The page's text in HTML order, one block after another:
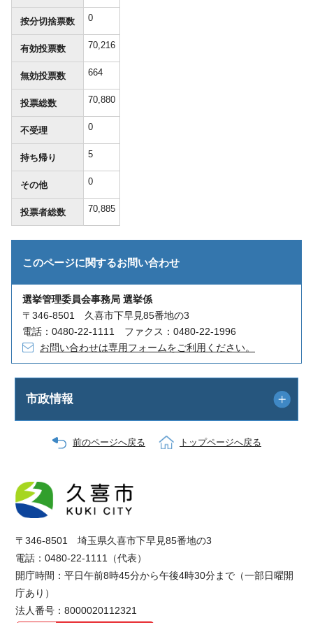
按分切捨票数 0
有効投票数 70,216
無効投票数 664
投票総数 70,880
不受理 0
持ち帰り 5
その他 0
投票者総数 70,885
このページに関するお問い合わせ
選挙管理委員会事務局 選挙係
〒346-8501 久喜市下早見85番地の3
電話：0480-22-1111 ファクス：0480-22-1996
お問い合わせは専用フォームをご利用ください。
市政情報
前のページへ戻る トップページへ戻る
〒346-8501 埼玉県久喜市下早見85番地の3
電話：0480-22-1111（代表）
開庁時間：平日午前8時45分から午後4時30分まで（一部日曜開
庁あり）
法人番号：8000020112321